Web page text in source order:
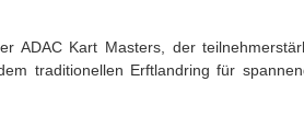
ADAC Kart Masters, der
traditionellen Erftlandring für